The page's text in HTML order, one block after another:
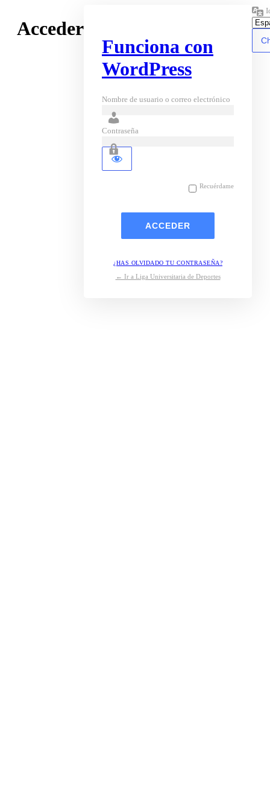
Acceder
Funciona con
WordPress
Nombre de usuario o correo electrónico
Contraseña
Recuérdame
¿HAS OLVIDADO TU CONTRASEÑA?
← Ir a Liga Universitaria de Deportes